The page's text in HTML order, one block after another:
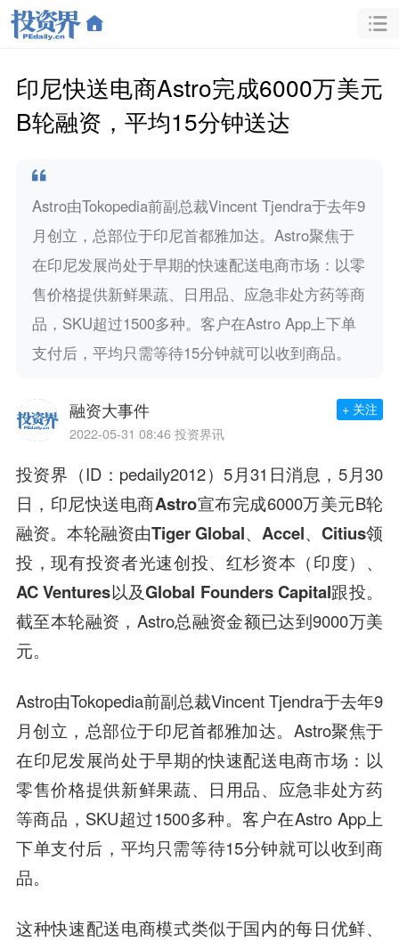
印尼快送电商Astro完成6000万美元
B轮融资，平均15分钟送达
Astro由Tokopedia前副总裁Vincent Tjendra于去年9
月创立，总部位于印尼首都雅加达。Astro聚焦于
在印尼发展尚处于早期的快速配送电商市场：以零
售价格提供新鲜果蔬、日用品、应急非处方药等商
品，SKU超过1500多种。客户在Astro App上下单
支付后，平均只需等待15分钟就可以收到商品。
融资大事件
2022-05-31 08:46 投资界讯
+ 关注
投资界（ID：pedaily2012）5月31日消息，5月30
日，印尼快送电商Astro宣布完成6000万美元B轮
融资。本轮融资由Tiger Global、Accel、Citius领
投，现有投资者光速创投、红杉资本（印度）、
AC Ventures以及Global Founders Capital跟投。
截至本轮融资，Astro总融资金额已达到9000万美
元。
Astro由Tokopedia前副总裁Vincent Tjendra于去年9
月创立，总部位于印尼首都雅加达。Astro聚焦于
在印尼发展尚处于早期的快速配送电商市场：以
零售价格提供新鲜果蔬、日用品、应急非处方药
等商品，SKU超过1500多种。客户在Astro App上
下单支付后，平均只需等待15分钟就可以收到商
品。
这种快速配送电商模式类似于国内的每日优鲜、